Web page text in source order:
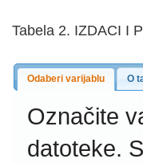
Tabela 2. IZDACI I
Odaberi varijablu O
Označite
datoteke.